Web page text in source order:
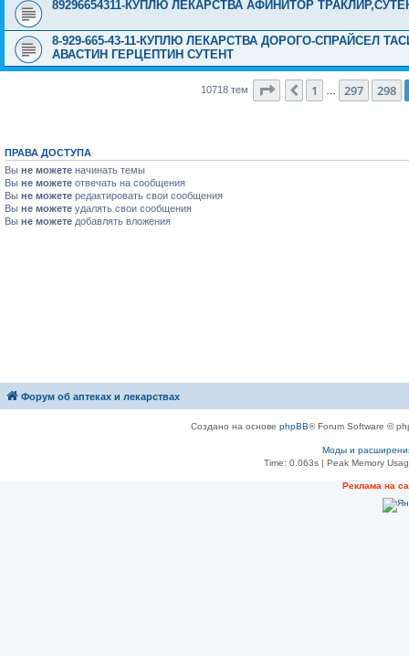
89296654311-КУПЛЮ ЛЕКАРСТВА АФИНИТОР
8-929-665-43-11-КУПЛЮ ЛЕКАРСТВА ДОРОГО-СПРАЙСЕЛ
АВАСТИН ГЕРЦЕПТИН СУТЕНТ
10718 тем Страница 299из 429
Пред.
1 297 298
ПРАВА ДОСТУПА
Вы не можете начинать темы
Вы не можете отвечать на сообщения
Вы не можете редактировать свои сообщения
Вы не можете удалять свои сообщения
Вы не можете добавлять вложения
Форум об аптеках и лекарствах
Создано на основе phpBB® Forum Software ©
Моды и
Time: 0.063s| Peak Memory
Рeклама на